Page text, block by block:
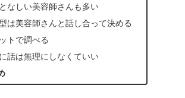
なしい美容師さんも多い
は美容師さんと話し合って決める
トで調べる
話は無理にしなくていい